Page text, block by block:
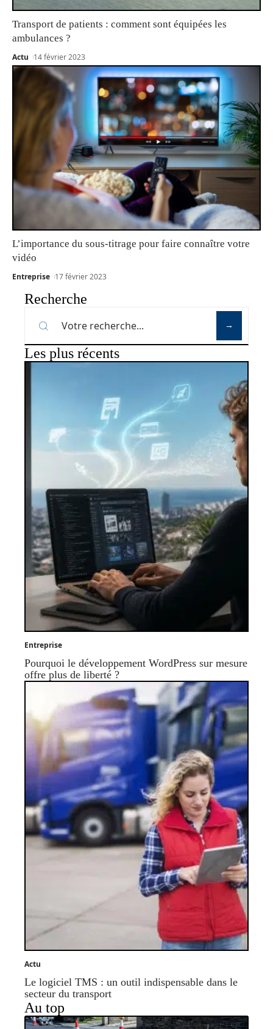
Transport de patients : comment sont équipées les
ambulances ?
Actu 14 février 2023
L’importance du sous-titrage pour faire connaître votre
vidéo
Entreprise 17 février 2023
Recherche
Les plus récents
Entreprise
Pourquoi le développement WordPress sur mesure
offre plus de liberté ?
Actu
Le logiciel TMS : un outil indispensable dans le
secteur du transport
Au top